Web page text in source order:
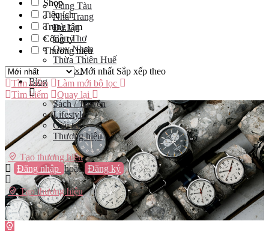
Vũng Tàu
Nha Trang
Đà Lạt
Cần Thơ
Quy Nhơn
Thừa Thiên Huế
Khác…
Blog
Sách / Truyện
Lifestyle
Giải trí
Thương hiệu
Tạo thương hiệu
Đăng nhập hoặc Đăng ký
Tạo thương hiệu
Shop
Tiện ích
Trung tâm
Công ty
Thương hiệu
×Mới nhất Sắp xếp theo
Tìm kiếm
Làm mới bộ lọc
Tìm kiếm
Quay lại